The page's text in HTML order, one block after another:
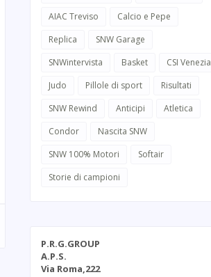
AIAC Treviso
Calcio e Pepe
Replica
SNW Garage
SNWintervista
Basket
CSI Venezia
Judo
Pillole di sport
Risultati
SNW Rewind
Anticipi
Atletica
Condor
Nascita SNW
SNW 100% Motori
Softair
Storie di campioni
P.R.G.GROUP
A.P.S.
Via Roma,222